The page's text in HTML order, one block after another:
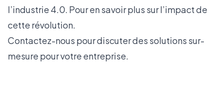
l’industrie 4.0. Pour en savoir plus sur l’impact de
cette révolution.
Contactez-nous pour discuter des solutions sur-
mesure pour votre entreprise.